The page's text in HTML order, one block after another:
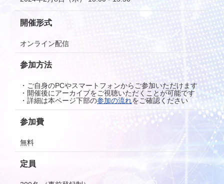
開催形式
オンライン配信
参加方法
・ご自身のPCやスマートフォンからご参加いただけます
・開催後にアーカイブをご視聴いただくことが可能です
・詳細は本ページ下部の参加の流れをご確認ください
参加費
無料
定員